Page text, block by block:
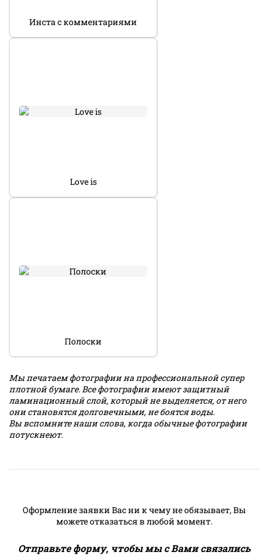
Инста с комментариями
Love is
Полоски
Мы печатаем фотографии на профессиональной супер
плотной бумаге. Все фотографии имеют защитный
ламинационный слой, который не выделяется, от него
они становятся долговечными, не боятся воды.
Вы вспомните наши слова, когда обычные фотографии
потускнеют.
Оформление заявки Вас ни к чему не обязывает, Вы
можете отказаться в любой момент.
Отправьте форму, чтобы мы с Вами связались